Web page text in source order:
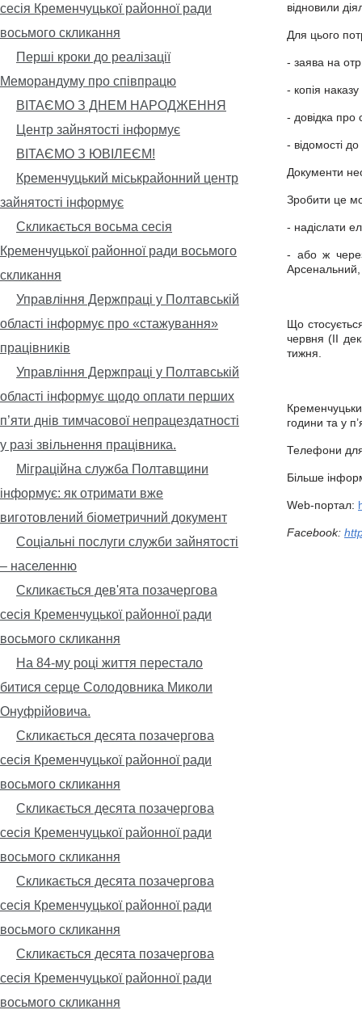
відновили
Для цього
- заява на
- копія
- довідка про
- відомості
Документи
Зробити це
- надіслати
- або ж через
Що
червня (ІІ
тижня.
години та у
Телефони
Більше
Web-портал:
Facebook:
сесія Кременчуцької районної ради
восьмого скликання
Перші кроки до реалізації
Меморандуму про співпрацю
ВІТАЄМО З ДНЕМ НАРОДЖЕННЯ
Центр зайнятості інформує
ВІТАЄМО З ЮВІЛЕЄМ!
Кременчуцький міськрайонний центр
зайнятості інформує
Скликається восьма сесія
Кременчуцької районної ради восьмого
скликання
Управління Держпраці у Полтавській
області інформує про «стажування»
працівників
Управління Держпраці у Полтавській
області інформує щодо оплати перших
п’яти днів тимчасової непрацездатності
у разі звільнення працівника.
Міграційна служба Полтавщини
інформує: як отримати вже
виготовлений біометричний документ
Соціальні послуги служби зайнятості
– населенню
Скликається дев'ята позачергова
сесія Кременчуцької районної ради
восьмого скликання
На 84-му році життя перестало
битися серце Солодовника Миколи
Онуфрійовича.
Скликається десята позачергова
сесія Кременчуцької районної ради
восьмого скликання
Скликається десята позачергова
сесія Кременчуцької районної ради
восьмого скликання
Скликається десята позачергова
сесія Кременчуцької районної ради
восьмого скликання
Скликається десята позачергова
сесія Кременчуцької районної ради
восьмого скликання